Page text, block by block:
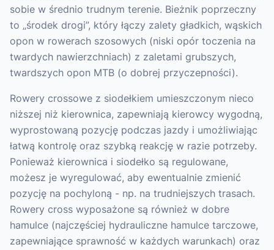
sobie w średnio trudnym terenie. Bieżnik poprzeczny
to „środek drogi”, który łączy zalety gładkich, wąskich
opon w rowerach szosowych (niski opór toczenia na
twardych nawierzchniach) z zaletami grubszych,
twardszych opon MTB (o dobrej przyczepności).
Rowery crossowe z siodełkiem umieszczonym nieco
niższej niż kierownica, zapewniają kierowcy wygodną,
wyprostowaną pozycję podczas jazdy i umożliwiając
łatwą kontrolę oraz szybką reakcję w razie potrzeby.
Ponieważ kierownica i siodełko są regulowane,
możesz je wyregulować, aby ewentualnie zmienić
pozycję na pochyloną - np. na trudniejszych trasach.
Rowery cross wyposażone są również w dobre
hamulce (najczęściej hydrauliczne hamulce tarczowe,
zapewniające sprawność w każdych warunkach) oraz